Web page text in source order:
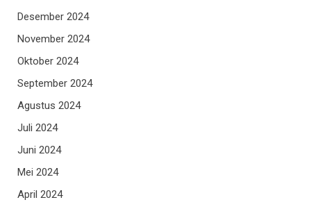
Desember 2024
November 2024
Oktober 2024
September 2024
Agustus 2024
Juli 2024
Juni 2024
Mei 2024
April 2024